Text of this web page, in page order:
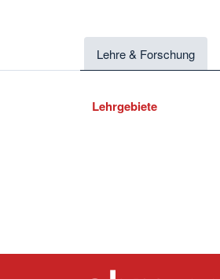
Lehre & Forschung
Lehrgebiete